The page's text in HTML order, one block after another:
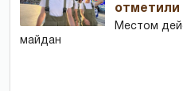
отметили
Местом
майдан